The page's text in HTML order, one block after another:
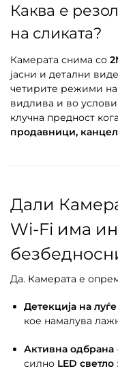
Каква е
на сликата?
Камерата снима со
јасни и детални
четирите режими на
видлива и во
клучна предност
продавници,
Дали
Wi-Fi има
Да. Камерата е
Детекција на
кое намалува
Активна одбрана
силно LED светло